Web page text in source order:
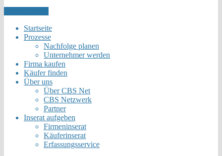
Startseite
Prozesse
Nachfolge planen
Unternehmer werden
Firma kaufen
Käufer finden
Über uns
Über CBS Net
CBS Netzwerk
Partner
Inserat aufgeben
Firmeninserat
Käuferinserat
Erfassungsservice